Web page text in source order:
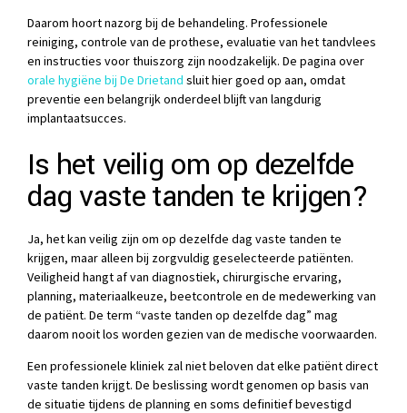
Daarom hoort nazorg bij de behandeling. Professionele
reiniging, controle van de prothese, evaluatie van het tandvlees
en instructies voor thuiszorg zijn noodzakelijk. De pagina over
orale hygiëne bij De Drietand sluit hier goed op aan, omdat
preventie een belangrijk onderdeel blijft van langdurig
implantaatsucces.
Is het veilig om op dezelfde
dag vaste tanden te krijgen?
Ja, het kan veilig zijn om op dezelfde dag vaste tanden te
krijgen, maar alleen bij zorgvuldig geselecteerde patiënten.
Veiligheid hangt af van diagnostiek, chirurgische ervaring,
planning, materiaalkeuze, beetcontrole en de medewerking van
de patiënt. De term “vaste tanden op dezelfde dag” mag
daarom nooit los worden gezien van de medische voorwaarden.
Een professionele kliniek zal niet beloven dat elke patiënt direct
vaste tanden krijgt. De beslissing wordt genomen op basis van
de situatie tijdens de planning en soms definitief bevestigd